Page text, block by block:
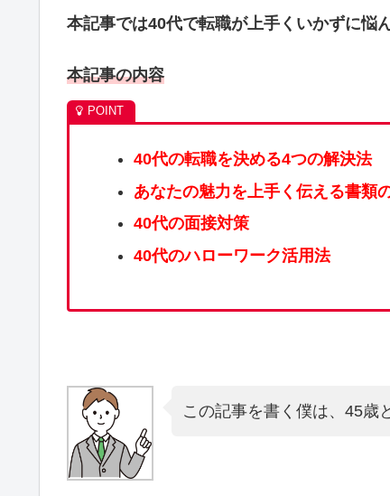
本記事では40代で転職が上手くいかずに悩
本記事の内容
40代の転職を決める4つの解決法
あなたの魅力を上手く伝える書類
40代の面接対策
40代のハローワーク活用法
この記事を書く僕は、45歳